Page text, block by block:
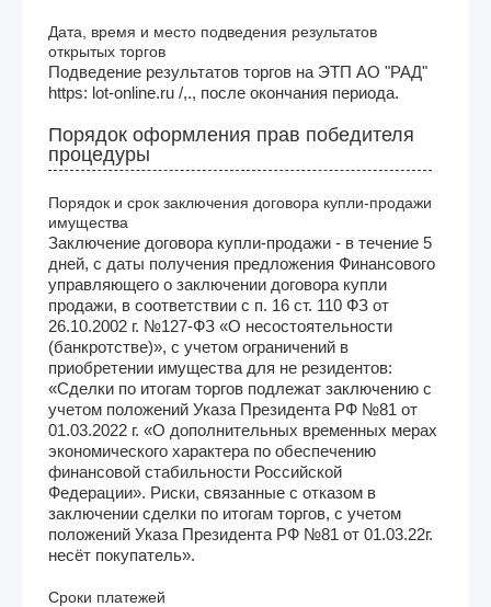
Дата, время и место подведения результатов
открытых торгов
Подведение результатов торгов на ЭТП АО "РАД"
https: lot-online.ru /,., после окончания периода.
Порядок оформления прав победителя
процедуры
Порядок и срок заключения договора купли-продажи
имущества
Заключение договора купли-продажи - в течение 5
дней, с даты получения предложения Финансового
управляющего о заключении договора купли
продажи, в соответствии с п. 16 ст. 110 ФЗ от
26.10.2002 г. №127-ФЗ «О несостоятельности
(банкротстве)», с учетом ограничений в
приобретении имущества для не резидентов:
«Сделки по итогам торгов подлежат заключению с
учетом положений Указа Президента РФ №81 от
01.03.2022 г. «О дополнительных временных мерах
экономического характера по обеспечению
финансовой стабильности Российской
Федерации». Риски, связанные с отказом в
заключении сделки по итогам торгов, с учетом
положений Указа Президента РФ №81 от 01.03.22г.
несёт покупатель».
Сроки платежей